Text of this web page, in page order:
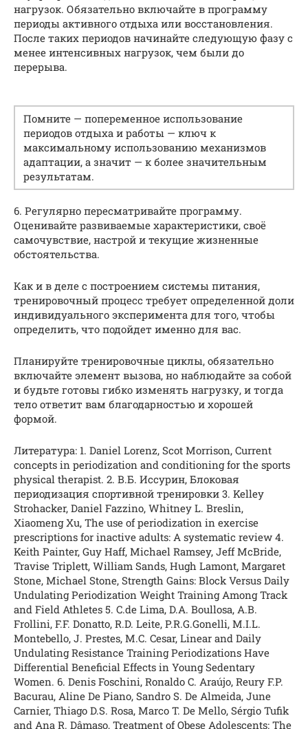
нагрузок. Обязательно включайте в программу
периоды активного отдыха или восстановления.
После таких периодов начинайте следующую фазу с
менее интенсивных нагрузок, чем были до
перерыва.
Помните — попеременное использование
периодов отдыха и работы — ключ к
максимальному использованию механизмов
адаптации, а значит — к более значительным
результатам.
6. Регулярно пересматривайте программу.
Оценивайте развиваемые характеристики, своё
самочувствие, настрой и текущие жизненные
обстоятельства.
Как и в деле с построением системы питания,
тренировочный процесс требует определенной доли
индивидуального эксперимента для того, чтобы
определить, что подойдет именно для вас.
Планируйте тренировочные циклы, обязательно
включайте элемент вызова, но наблюдайте за собой
и будьте готовы гибко изменять нагрузку, и тогда
тело ответит вам благодарностью и хорошей
формой.
Литература: 1. Daniel Lorenz, Scot Morrison, Current
concepts in periodization and conditioning for the sports
physical therapist. 2. В.Б. Иссурин, Блоковая
периодизация спортивной тренировки 3. Kelley
Strohacker, Daniel Fazzino, Whitney L. Breslin,
Xiaomeng Xu, The use of periodization in exercise
prescriptions for inactive adults: A systematic review 4.
Keith Painter, Guy Haff, Michael Ramsey, Jeff McBride,
Travise Triplett, William Sands, Hugh Lamont, Margaret
Stone, Michael Stone, Strength Gains: Block Versus Daily
Undulating Periodization Weight Training Among Track
and Field Athletes 5. C.de Lima, D.A. Boullosa, A.B.
Frollini, F.F. Donatto, R.D. Leite, P.R.G.Gonelli, M.I.L.
Montebello, J. Prestes, M.C. Cesar, Linear and Daily
Undulating Resistance Training Periodizations Have
Differential Beneficial Effects in Young Sedentary
Women. 6. Denis Foschini, Ronaldo C. Araújo, Reury F.P.
Bacurau, Aline De Piano, Sandro S. De Almeida, June
Carnier, Thiago D.S. Rosa, Marco T. De Mello, Sérgio Tufik
and Ana R. Dâmaso, Treatment of Obese Adolescents: The